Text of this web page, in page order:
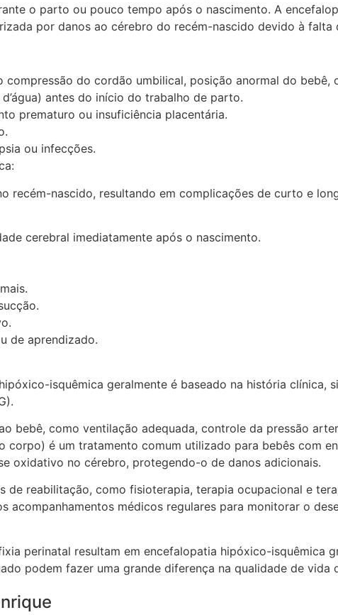
o parto ou pouco tempo após o nascimento. A
por danos ao cérebro do recém-nascido devido à
do cordão umbilical, posição anormal do bebê,
antes do início do trabalho de parto.
prematuro ou insuficiência placentária.
ou infecções.
recém-nascido, resultando em complicações de curto e
cerebral imediatamente após o nascimento.
de aprendizado.
isquêmica geralmente é baseado na história clínica,
bebê, como ventilação adequada, controle da pressão
é um tratamento comum utilizado para bebês com
oxidativo no cérebro, protegendo-o de danos adicionais.
reabilitação, como fisioterapia, terapia ocupacional e
acompanhamentos médicos regulares para monitorar o
perinatal resultam em encefalopatia hipóxico-
podem fazer uma grande diferença na qualidade de vida